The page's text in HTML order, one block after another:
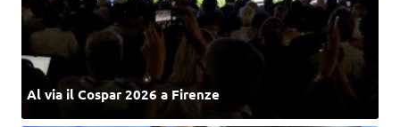
Al via il Cospar 2026 a Firenze